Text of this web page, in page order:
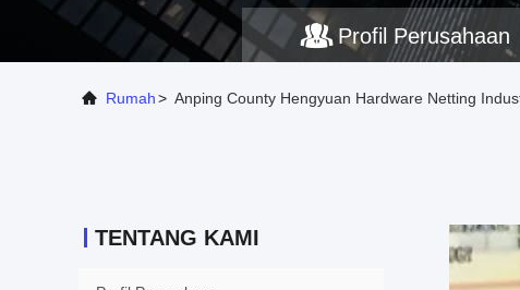
Profil Perusahaan
Rumah> Anping County Hengyuan Hardware Netting
TENTANG KAMI